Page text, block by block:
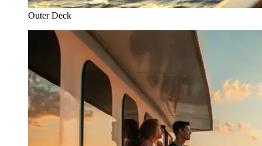
Outer Deck